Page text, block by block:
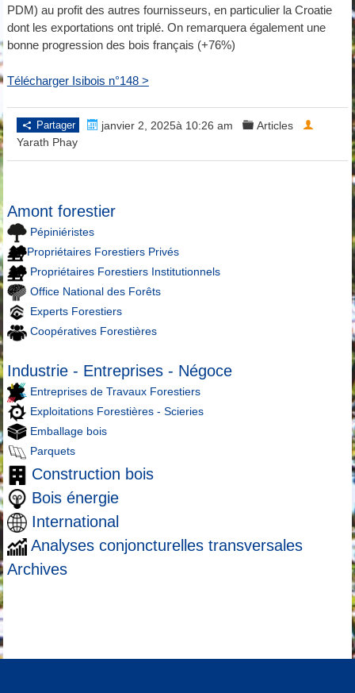
PDM) au profit des autres fournisseurs, en particulier la Croatie
dont les exportations ont triplé. On remarquera également une
bonne progression des bois français (+76%)
Télécharger Isibois n°148 >
Partager janvier 2, 2025à 10:26 am
Articles
Yarath Phay
Amont forestier
Pépiniéristes
Propriétaires Forestiers Privés
Propriétaires Forestiers Institutionnels
Office National des Forêts
Experts Forestiers
Coopératives Forestières
Industrie - Entreprises - Négoce
Entreprises de Travaux Forestiers
Exploitations Forestières - Scieries
Emballage bois
Parquets
Construction bois
Bois énergie
International
Analyses conjoncturelles transversales
Archives